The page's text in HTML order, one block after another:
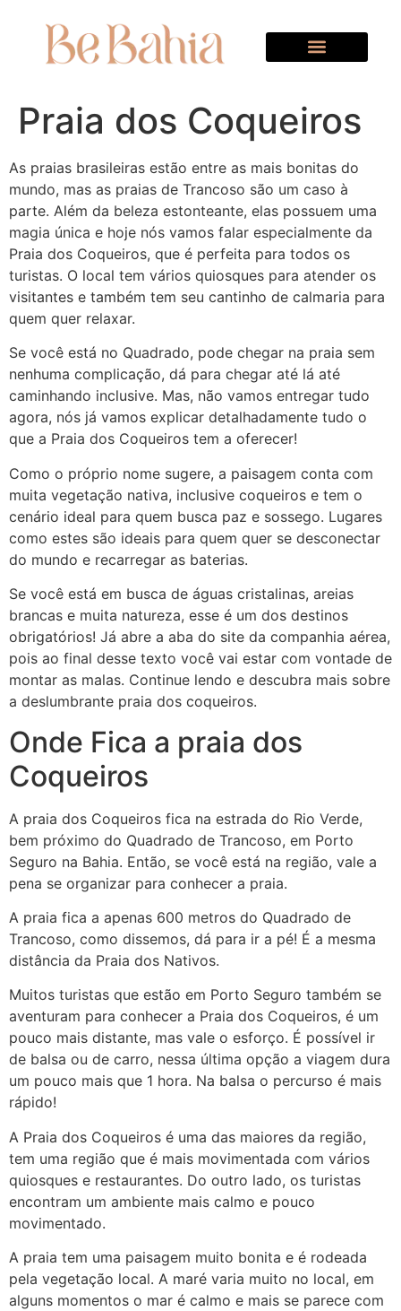
Praia dos Coqueiros
As praias brasileiras estão entre as mais bonitas do
mundo, mas as praias de Trancoso são um caso à
parte. Além da beleza estonteante, elas possuem uma
magia única e hoje nós vamos falar especialmente da
Praia dos Coqueiros, que é perfeita para todos os
turistas. O local tem vários quiosques para atender os
visitantes e também tem seu cantinho de calmaria para
quem quer relaxar.
Se você está no Quadrado, pode chegar na praia sem
nenhuma complicação, dá para chegar até lá até
caminhando inclusive. Mas, não vamos entregar tudo
agora, nós já vamos explicar detalhadamente tudo o
que a Praia dos Coqueiros tem a oferecer!
Como o próprio nome sugere, a paisagem conta com
muita vegetação nativa, inclusive coqueiros e tem o
cenário ideal para quem busca paz e sossego. Lugares
como estes são ideais para quem quer se desconectar
do mundo e recarregar as baterias.
Se você está em busca de águas cristalinas, areias
brancas e muita natureza, esse é um dos destinos
obrigatórios! Já abre a aba do site da companhia aérea,
pois ao final desse texto você vai estar com vontade de
montar as malas. Continue lendo e descubra mais sobre
a deslumbrante praia dos coqueiros.
Onde Fica a praia dos
Coqueiros
A praia dos Coqueiros fica na estrada do Rio Verde,
bem próximo do Quadrado de Trancoso, em Porto
Seguro na Bahia. Então, se você está na região, vale a
pena se organizar para conhecer a praia.
A praia fica a apenas 600 metros do Quadrado de
Trancoso, como dissemos, dá para ir a pé! É a mesma
distância da Praia dos Nativos.
Muitos turistas que estão em Porto Seguro também se
aventuram para conhecer a Praia dos Coqueiros, é um
pouco mais distante, mas vale o esforço. É possível ir
de balsa ou de carro, nessa última opção a viagem dura
um pouco mais que 1 hora. Na balsa o percurso é mais
rápido!
A Praia dos Coqueiros é uma das maiores da região,
tem uma região que é mais movimentada com vários
quiosques e restaurantes. Do outro lado, os turistas
encontram um ambiente mais calmo e pouco
movimentado.
A praia tem uma paisagem muito bonita e é rodeada
pela vegetação local. A maré varia muito no local, em
alguns momentos o mar é calmo e mais se parece com